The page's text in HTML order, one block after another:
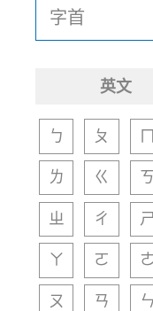
英文
ㄅ ㄆ ㄇ
ㄌ ㄍ ㄎ
ㄓ ㄔ ㄕ
ㄚ ㄛ ㄜ
ㄡ ㄢ ㄣ